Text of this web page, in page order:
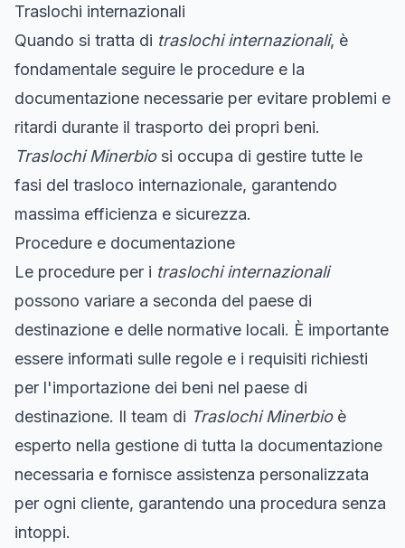
Traslochi internazionali
Quando si tratta di traslochi internazionali, è
fondamentale seguire le procedure e la
documentazione necessarie per evitare problemi e
ritardi durante il trasporto dei propri beni.
Traslochi Minerbiosi occupa di gestire tutte le
fasi del trasloco internazionale, garantendo
massima efficienza e sicurezza.
Procedure e documentazione
Le procedure per i traslochi internazionali
possono variare a seconda del paese di
destinazione e delle normative locali. È importante
essere informati sulle regole e i requisiti richiesti
per l'importazione dei beni nel paese di
destinazione. Il team di Traslochi Minerbioè
esperto nella gestione di tutta la documentazione
necessaria e fornisce assistenza personalizzata
per ogni cliente, garantendo una procedura senza
intoppi.